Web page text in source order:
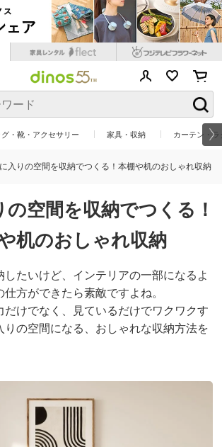
グ・靴・アクセサリー 家具・収納 カーテン・
入りの空間を収納でつくる！本棚や机のおしゃれ収納
の空間を収納でつくる！
机のおしゃれ収納
したいけど、インテリアの一部になるよ
仕方ができたら素敵ですよね。
だけでなく、見ているだけでワクワクす
りの空間になる、おしゃれな収納方法を